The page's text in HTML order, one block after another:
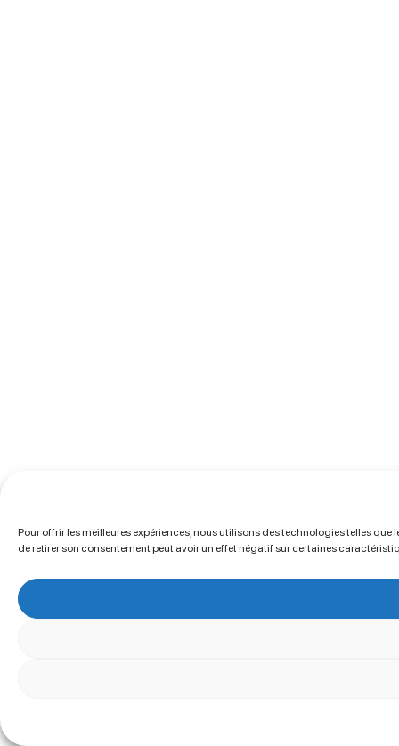
Pour offrir les meilleures expériences, nous utilisons des technologies telles
de retirer son consentement peut avoir un effet négatif sur certaines